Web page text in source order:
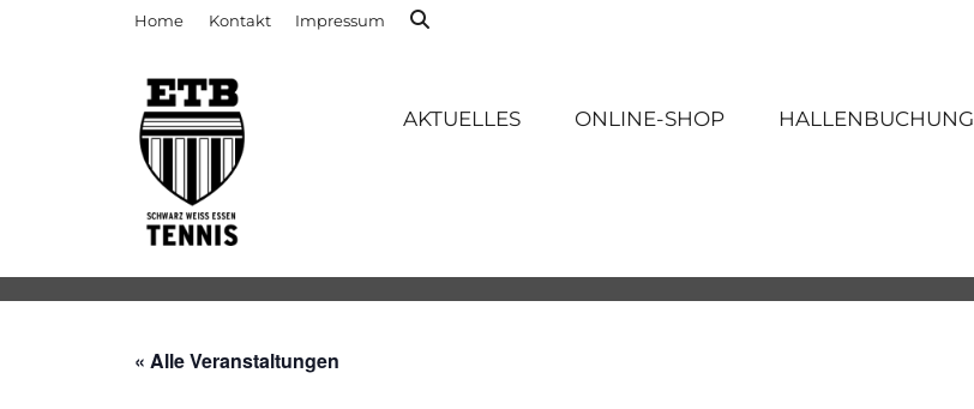
Home Kontakt Impressum
AKTUELLES ONLINE-SHOP HALLENBUCHUNG
« Alle Veranstaltungen